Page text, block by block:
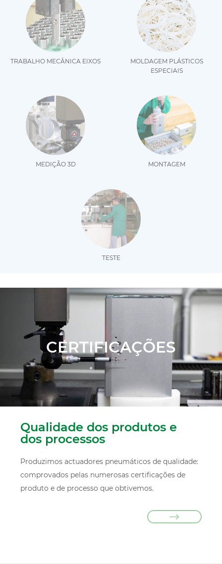
TRABALHO MECÂNICA EIXOS
MOLDAGEM PLÁSTICOS
ESPECIAIS
MEDIÇÃO 3D MONTAGEM
TESTE
Qualidade dos produtos e
dos processos
Produzimos actuadores pneumáticos de qualidade:
comprovados pelas numerosas certificações de
produto e de processo que obtivemos.
CERTIFICAÇÕES